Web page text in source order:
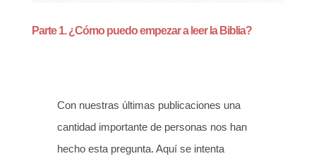
Parte 1. ¿Cómo puedo empezar a leer la Biblia?
Con nuestras últimas publicaciones una
cantidad importante de personas nos han
hecho esta pregunta. Aquí se intenta